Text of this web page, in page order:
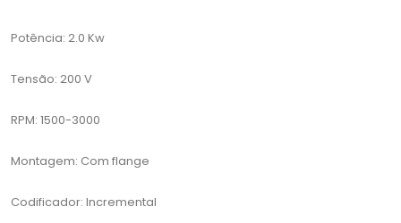
Potência: 2.0 Kw
Tensão: 200 V
RPM: 1500-3000
Montagem: Com flange
Codificador: Incremental